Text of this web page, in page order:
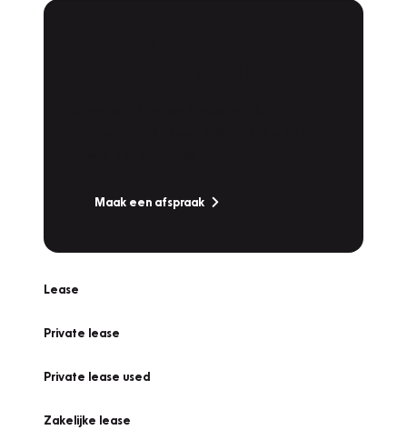
Maak een afspraak
Lease
Private lease
Private lease used
Zakelijke lease